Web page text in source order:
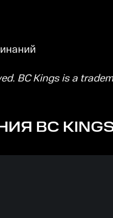
BC Kings is a
BC